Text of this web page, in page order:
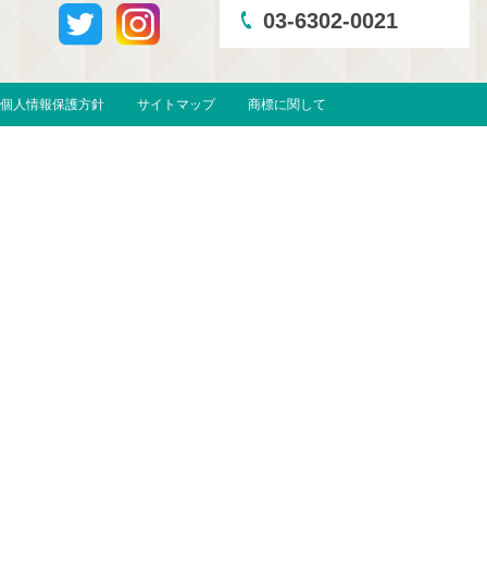
03-6302-0021
個人情報保護方針 サイトマップ 商標に関して